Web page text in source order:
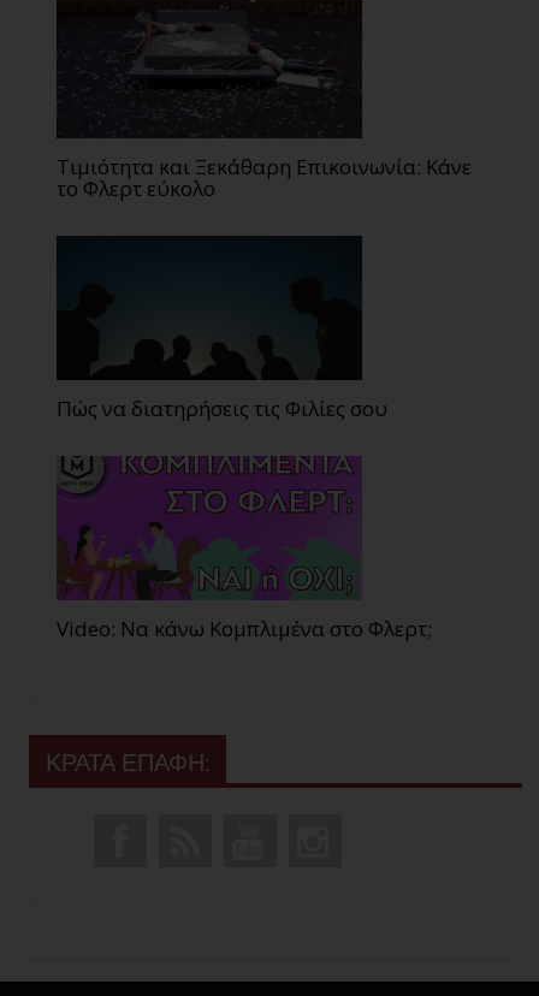
Τιμιότητα και Ξεκάθαρη Επικοινωνία: Κάνε
το Φλερτ εύκολο
Πώς να διατηρήσεις τις Φιλίες σου
Video: Να κάνω Κομπλιμένα στο Φλερτ;
ΚΡΑΤΑ ΕΠΑΦΗ: